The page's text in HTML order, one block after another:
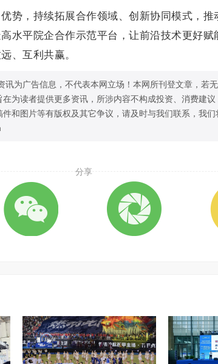
势，持续拓展合作领域、创新协同模式，推
水平院企合作示范平台，让前沿技术更好赋
、互利共赢。
讯为广告信息，不代表本网立场！本网所刊登文章，若
为读者提供更多资讯，所涉内容不构成投资、消费建
和图片等有版权及其它争议，请及时与我们联系，我
分享